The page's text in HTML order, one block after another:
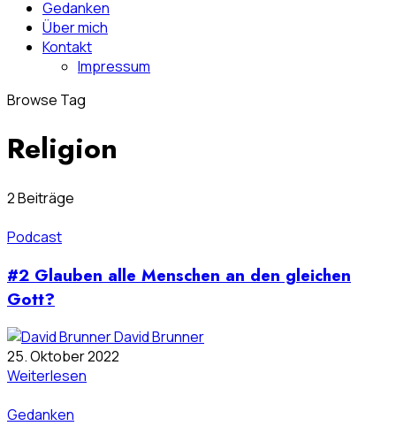
Gedanken
Über mich
Kontakt
Impressum
Browse Tag
Religion
2 Beiträge
Podcast
#2 Glauben alle Menschen an den gleichen
Gott?
David Brunner
25. Oktober 2022
Weiterlesen
Gedanken